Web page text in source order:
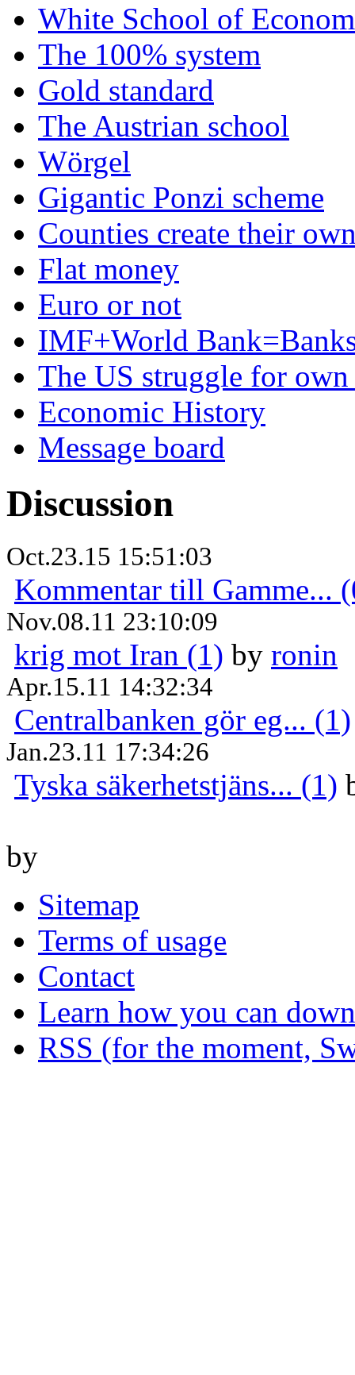
White School of
The 100% system
Gold standard
The Austrian school
Wörgel
Gigantic Ponzi scheme
Counties create their
Flat money
Euro or not
IMF+World
The US struggle for
Economic History
Message board
Discussion
Oct.23.15 15:51:03
Kommentar till Gamme...
Nov.08.11 23:10:09
krig mot Iran (1) by ronin
Apr.15.11 14:32:34
Centralbanken gör eg... (1)
Jan.23.11 17:34:26
Tyska säkerhetstjäns... (1)
by
Sitemap
Terms of usage
Contact
Learn how you can
RSS (for the moment,